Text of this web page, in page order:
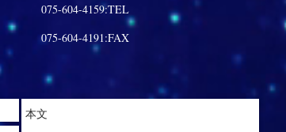
075-604-4159:TEL
075-604-4191:FAX